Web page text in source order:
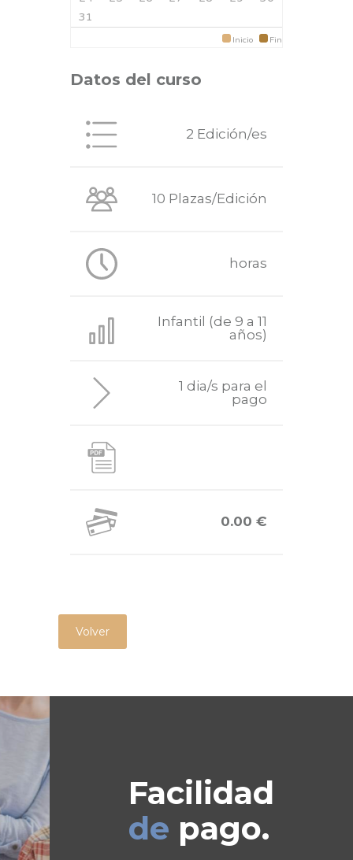
31
Inicio Fin
Datos del curso
2 Edición/es
10 Plazas/Edición
horas
Infantil (de 9 a 11
años)
1 dia/s para el
pago
0.00 €
Volver
Facilidad
de pago.